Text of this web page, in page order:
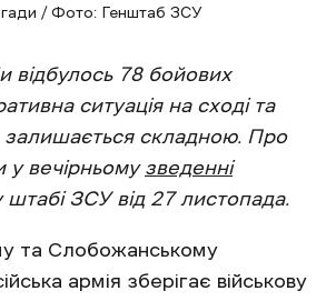
/ Фото: Генштаб ЗСУ
відбулось 78 бойових
ситуація на сході та
залишається складною. Про
у вечірньому зведенні
ЗСУ від 27 листопада.
та Слобожанському
армія зберігає військову